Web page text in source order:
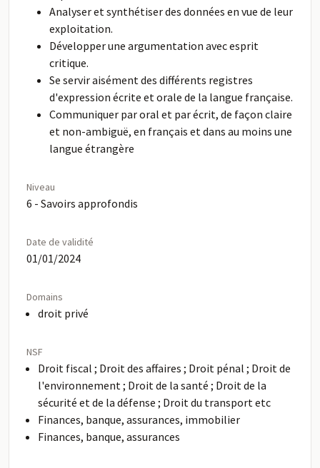
Analyser et synthétiser des données en vue de leur
exploitation.
Développer une argumentation avec esprit
critique.
Se servir aisément des différents registres
d'expression écrite et orale de la langue française.
Communiquer par oral et par écrit, de façon claire
et non-ambiguë, en français et dans au moins une
langue étrangère
Niveau
6 - Savoirs approfondis
Date de validité
01/01/2024
Domains
droit privé
NSF
Droit fiscal ; Droit des affaires ; Droit pénal ; Droit de
l'environnement ; Droit de la santé ; Droit de la
sécurité et de la défense ; Droit du transport etc
Finances, banque, assurances, immobilier
Finances, banque, assurances